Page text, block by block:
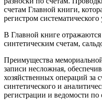
счетам Главной книги,
регистром систематического
В Главной книге
синтетическим счетам,
Преимущества
записи несложная,
хозяйственных операций за
синтетического и
регистрации и ведомости по